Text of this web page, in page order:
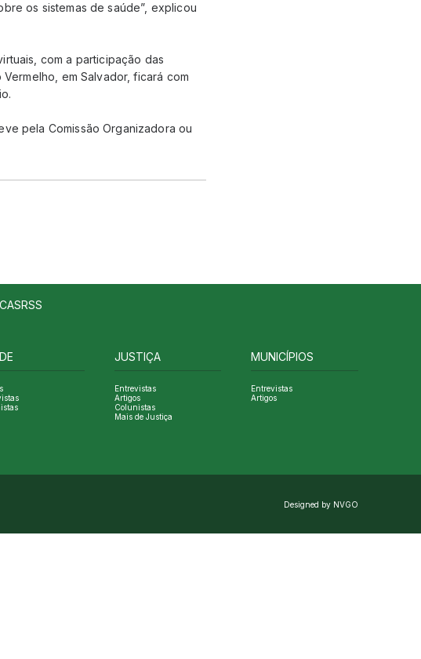
os sistemas de saúde”, explicou
com a participação das
em Salvador, ficará com
pela Comissão Organizadora ou
RSS
JUSTIÇA
Entrevistas
Artigos
Colunistas
Mais de Justiça
MUNICÍPIOS
Entrevistas
Artigos
Designed by NVGO